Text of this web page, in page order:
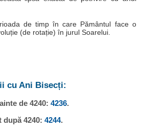
de timp în care Pământul face o
(de rotație) în jurul Soarelui.
cu Ani Bisecți:
de 4240: 4236.
după 4240: 4244.